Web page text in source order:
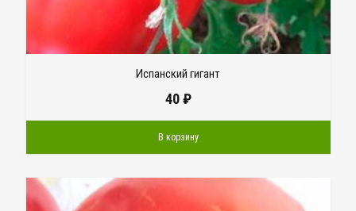
Испанский гигант
40₽
В корзину